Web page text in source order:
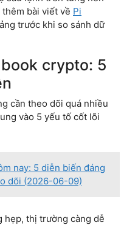
bài viết về Pi
trước khi so sánh dữ
crypto: 5
cần theo dõi quá nhiều
vào 5 yếu tố cốt lõi
nay: 5 diễn biến đáng
dõi (2026-06-09)
hẹp, thị trường càng dễ